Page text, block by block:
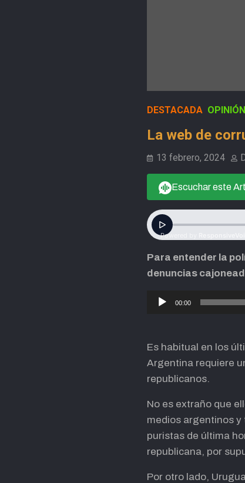
DESTACADA OPINIÓN
La web de
13 febrero, 2024
Escuchar este
Para entender la
denuncias
Reproductor
00:00
Es habitual en los
Argentina requiere
republicanos.
No es extraño que
medios argentinos y
puristas de última
republicana, por
Por otro lado,